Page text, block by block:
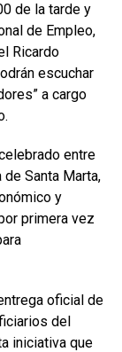
de la tarde y
de Empleo,
Ricardo
escuchar
a cargo
entre
Santa Marta,
y
primera vez
oficial de
del
iniciativa que